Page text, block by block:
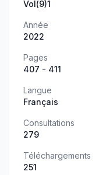
Vol(9)1
Année
2022
Pages
407 - 411
Langue
Français
Consultations
279
Téléchargements
251